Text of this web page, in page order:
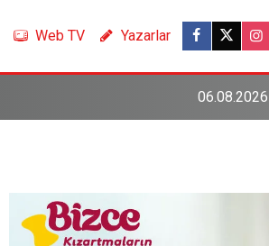
Web TV Yazarlar
06.08.2026